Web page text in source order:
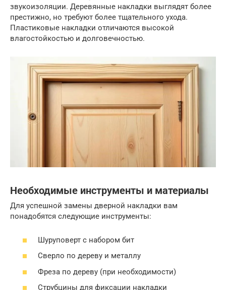
звукоизоляции. Деревянные накладки выглядят более
престижно, но требуют более тщательного ухода.
Пластиковые накладки отличаются высокой
влагостойкостью и долговечностью.
Необходимые инструменты и материалы
Для успешной замены дверной накладки вам
понадобятся следующие инструменты:
Шуруповерт с набором бит
Сверло по дереву и металлу
Фреза по дереву (при необходимости)
Струбцины для фиксации накладки